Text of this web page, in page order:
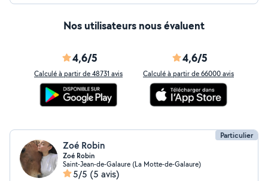
Nos utilisateurs nous évaluent
4,6/5
Calculé à partir de 48731 avis
4,6/5
Calculé à partir de 66000 avis
Particulier
Zoé Robin
Zoé Robin
Saint-Jean-de-Galaure (La Motte-de-Galaure)
5/5 (5 avis)